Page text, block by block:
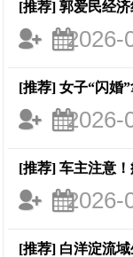
[推荐] 郭爱民经
2026-
[推荐] 女子“闪婚
2026-
[推荐] 车主注意
2026-
[推荐] 白洋淀流